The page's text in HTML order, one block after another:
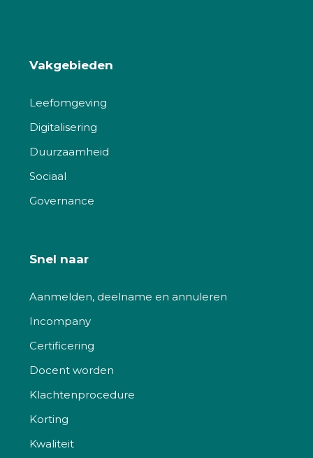
Vakgebieden
Leefomgeving
Digitalisering
Duurzaamheid
Sociaal
Governance
Snel naar
Aanmelden, deelname en annuleren
Incompany
Certificering
Docent worden
Klachtenprocedure
Korting
Kwaliteit